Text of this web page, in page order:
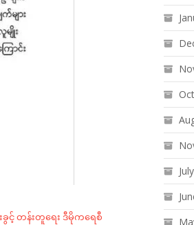
ခွင့်တန်းတူရေး ဒီမိုကရေစီ